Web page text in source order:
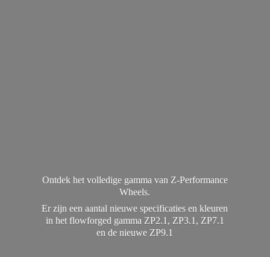
Ontdek het volledige gamma van Z-Performance
Wheels.
Er zijn een aantal nieuwe specificaties en kleuren
in het flowforged gamma ZP2.1, ZP3.1, ZP7.1
en denieuwe ZP9.1